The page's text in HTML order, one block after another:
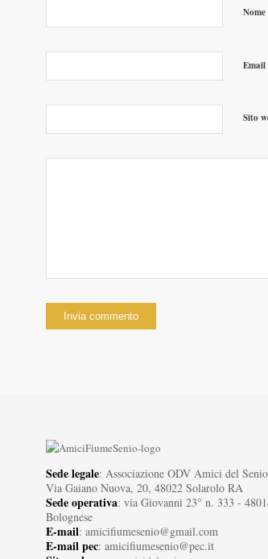
Nome
Email
Sito
Sede legale: Associazione ODV Amici del Senio
Via Gaiano Nuova, 20, 48022 Solarolo RA
Sede operativa: via Giovanni 23° n. 333 -
Bolognese
E-mail: amicifiumesenio@gmail.com
E-mail pec: amicifiumesenio@pec.it